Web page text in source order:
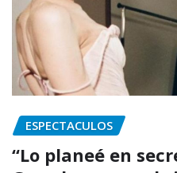
ESPECTACULOS
“Lo planeé en